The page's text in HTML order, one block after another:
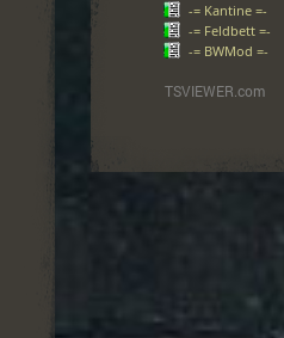
-= Kantine =-
-= Feldbett =-
-= BWMod =-